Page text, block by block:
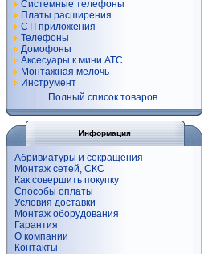
Системные телефоны
Платы расширения
CTI приложения
Телефоны
Домофоны
Аксесуары к мини АТС
Монтажная мелочь
Инструмент
Полный список товаров
Информация
Абривиатуры и сокращения
Монтаж сетей, СКС
Как совершить покупку
Способы оплаты
Условия доставки
Монтаж оборудования
Гарантия
О компании
Контакты